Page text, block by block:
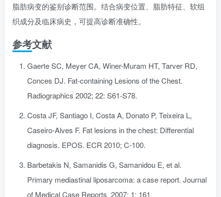
脂肪病变的鉴别诊断范围。结合病变位置、脂肪特征、软组
织成分及临床病史，可提高诊断准确性。
参考文献
Gaerte SC, Meyer CA, Winer-Muram HT, Tarver RD,
Conces DJ. Fat-containing Lesions of the Chest.
Radiographics 2002; 22: S61-S78.
Costa JF, Santiago I, Costa A, Donato P, Teixeira L,
Caseiro-Alves F. Fat lesions in the chest: Differential
diagnosis. EPOS. ECR 2010; C-100.
Barbetakis N, Samanidis G, Samanidou E, et al.
Primary mediastinal liposarcoma: a case report. Journal
of Medical Case Reports. 2007; 1: 161.